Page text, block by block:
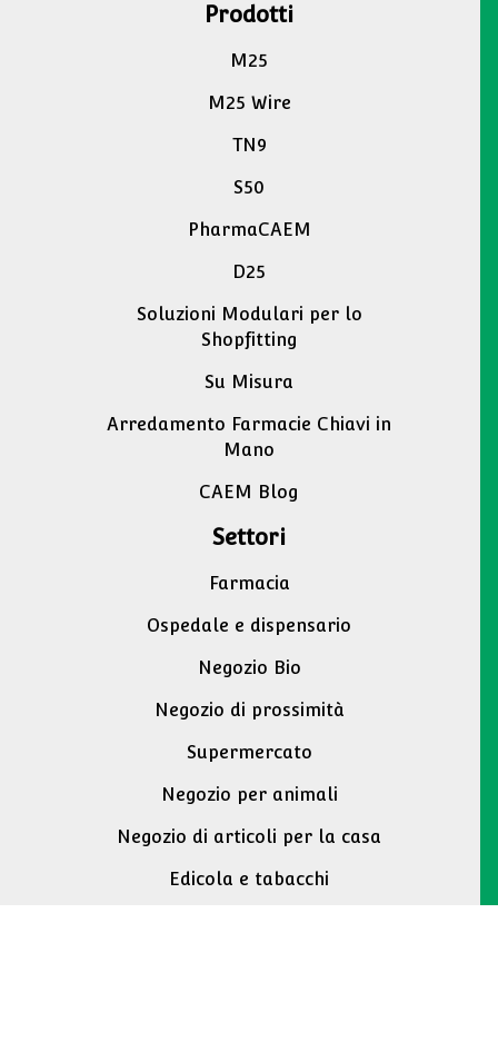
Prodotti
M25
M25 Wire
TN9
S50
PharmaCAEM
D25
Soluzioni Modulari per lo
Shopfitting
Su Misura
Arredamento Farmacie Chiavi in
Mano
CAEM Blog
Settori
Farmacia
Ospedale e dispensario
Negozio Bio
Negozio di prossimità
Supermercato
Negozio per animali
Negozio di articoli per la casa
Edicola e tabacchi